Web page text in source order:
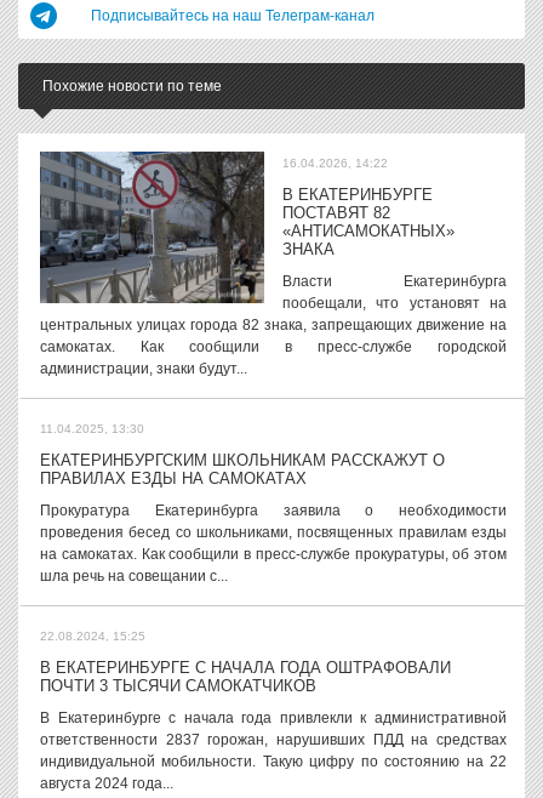
Подписывайтесь на наш Телеграм-канал
Похожие новости по теме
16.04.2026, 14:22
В ЕКАТЕРИНБУРГЕ
ПОСТАВЯТ 82
«АНТИСАМОКАТНЫХ»
ЗНАКА
Власти Екатеринбурга
пообещали, что установят на
центральных улицах города 82 знака, запрещающих движение на
самокатах. Как сообщили в пресс-службе городской
администрации, знаки будут...
11.04.2025, 13:30
ЕКАТЕРИНБУРГСКИМ ШКОЛЬНИКАМ РАССКАЖУТ О
ПРАВИЛАХ ЕЗДЫ НА САМОКАТАХ
Прокуратура Екатеринбурга заявила о необходимости
проведения бесед со школьниками, посвященных правилам езды
на самокатах. Как сообщили в пресс-службе прокуратуры, об этом
шла речь на совещании с...
22.08.2024, 15:25
В ЕКАТЕРИНБУРГЕ С НАЧАЛА ГОДА ОШТРАФОВАЛИ
ПОЧТИ 3 ТЫСЯЧИ САМОКАТЧИКОВ
В Екатеринбурге с начала года привлекли к административной
ответственности 2837 горожан, нарушивших ПДД на средствах
индивидуальной мобильности. Такую цифру по состоянию на 22
августа 2024 года...